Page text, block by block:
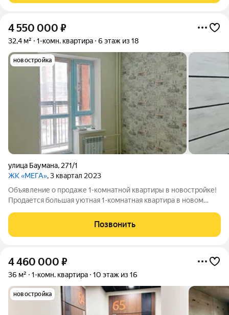
4 550 000 ₽
32,4 м² 1-комн. квартира 6 этаж из 18
новостройка
улица Баумана, 271/1
ЖК «МЕГА», 3 квартал 2023
Объявление о продаже 1-комнатной квартиры в новостройке!
Продается большая уютная 1-комнатная квартира в новом
семьи или инвестиций! Особенности квартиры: - Площадь: 32
кв.м. - Застекленный балкон,
Позвонить
4 460 000 ₽
36 м² 1-комн. квартира 10 этаж из 16
новостройка